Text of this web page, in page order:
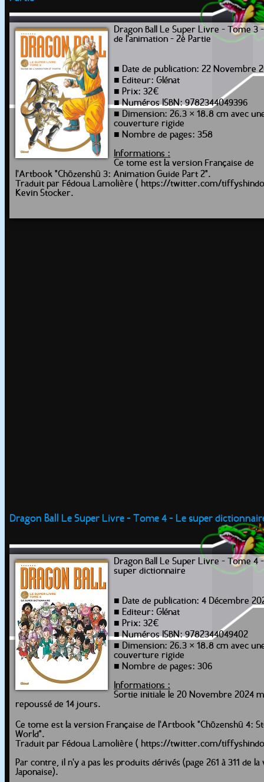
Dragon Ball Le Super Livre - Tome 3
de l'animation - 2è Partie
■ Date de publication: 22 Novembre
■ Editeur: Glénat
■ Prix: 32€
■ Numéros ISBN: 9782344049396
■ Dimension: 26.3 × 18.8 cm avec
couverture rigide
■ Nombre de pages: 358
Informations :
Ce tome est la version Française de
l'Artbook "Chōzenshū 3: Animation Guide Part 2".
Traduit par Fédoua Lamolière ( https://twitter.com/
Kevin Stocker.
Dragon Ball Le Super Livre - Tome 4 - Le super
Dragon Ball Le Super Livre - Tome 4
super dictionnaire
■ Date de publication: 4 Décembre
■ Editeur: Glénat
■ Prix: 32€
■ Numéros ISBN: 9782344049402
■ Dimension: 26.3 × 18.8 cm avec
couverture rigide
■ Nombre de pages: 306
Informations :
Sortie initiale le 20 Novembre 2024
repoussé de 14 jours.
Ce tome est la version Française de l'Artbook "Chōzenshū 4:
World".
Traduit par Fédoua Lamolière ( https://twitter.com/
Par contre, il n'y a pas les produits dérivés (page 261 à 311 de
Japonaise).